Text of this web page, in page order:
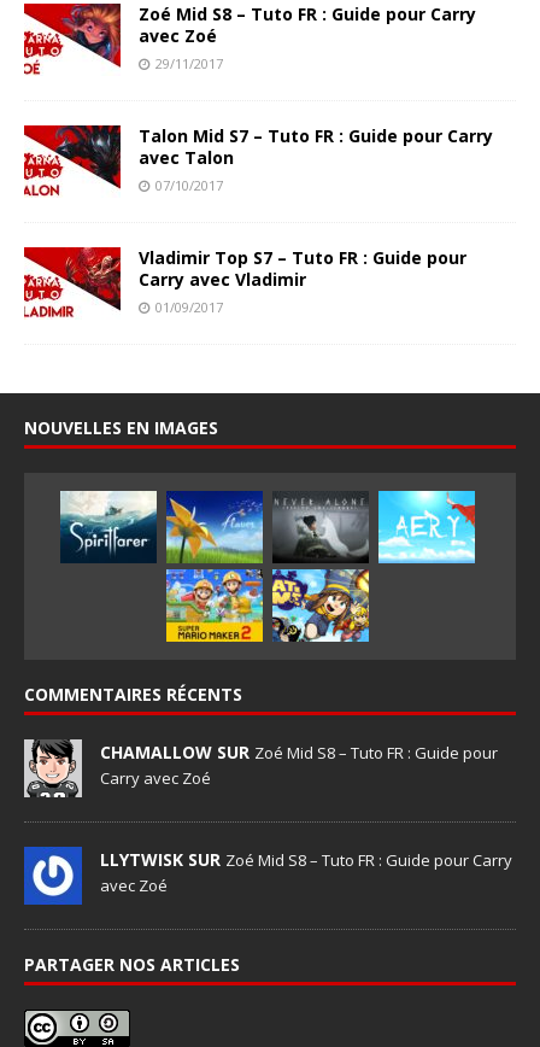
Zoé Mid S8 – Tuto FR : Guide pour Carry
avec Zoé
29/11/2017
Talon Mid S7 – Tuto FR : Guide pour Carry
avec Talon
07/10/2017
Vladimir Top S7 – Tuto FR : Guide pour
Carry avec Vladimir
01/09/2017
NOUVELLES EN IMAGES
COMMENTAIRES RÉCENTS
CHAMALLOW SUR Zoé Mid S8 – Tuto FR : Guide pour
Carry avec Zoé
LLYTWISK SUR Zoé Mid S8 – Tuto FR : Guide pour Carry
avec Zoé
PARTAGER NOS ARTICLES